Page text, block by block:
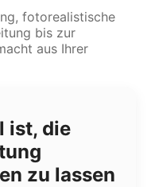
fotorealistische
bis zur
aus Ihrer
ist, die
zu lassen